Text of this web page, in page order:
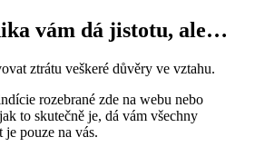
vám dá jistotu, ale…
ztrátu veškeré důvěry ve vztahu.
rozebrané zde na webu nebo
to skutečně je, dá vám všechny
pouze na vás.